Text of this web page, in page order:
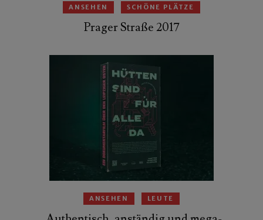
ANSEHEN SCHÖNE PLÄTZE
Prager Straße 2017
ANSEHEN LEUTE